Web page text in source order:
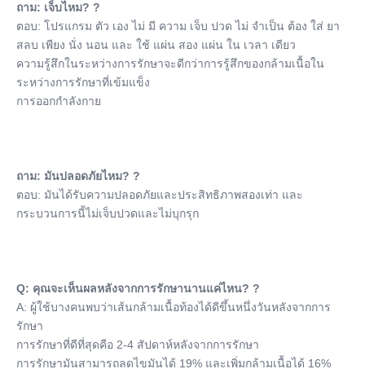
ถาม: เจ็บไหม? ?
ตอบ: โปรแกรม ตัว เอง ไม่ มี ความ เจ็บ ปวด ไม่ จําเป็น ต้อง ใส่ ยา
สลบ เพียง นั่ง นอน และ ใช้ แผ่น สอง แผ่น ใน เวลา เดียว
ความรู้สึกในระหว่างการรักษาจะดีกว่าการรู้สึกของกล้ามเนื้อใน
ระหว่างการรักษาที่เข้มแข็ง
การออกกําลังกาย
ถาม: มันปลอดภัยไหม? ?
ตอบ: มันได้รับความปลอดภัยและประสิทธิภาพสองเท่า และ
กระบวนการนี้ไม่เจ็บปวดและไม่บุกรุก
Q: คุณจะเห็นผลหลังจากการรักษานานแค่ไหน? ?
A: ผู้ใช้บางคนพบว่าเส้นกล้ามเนื้อท้องได้ดีขึ้นหนึ่งวันหลังจากการ
รักษา
การรักษาที่ดีที่สุดคือ 2-4 สัปดาห์หลังจากการรักษา
การรักษามันสามารถลดไขมันได้ 19% และเพิ่มกล้ามเนื้อได้ 16%